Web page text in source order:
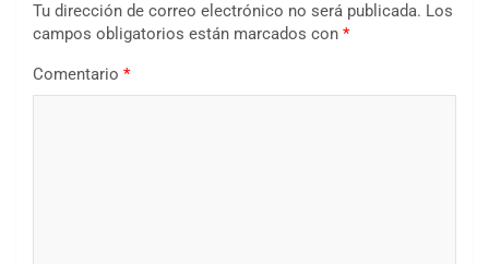
Tu dirección de correo electrónico no será publicada. Los
campos obligatorios están marcados con *
Comentario *